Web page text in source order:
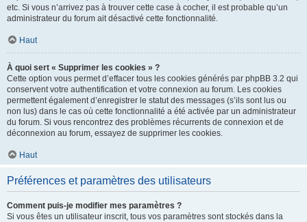
etc. Si vous n’arrivez pas à trouver cette case à cocher, il est probable qu’un
administrateur du forum ait désactivé cette fonctionnalité.
Haut
À quoi sert « Supprimer les cookies » ?
Cette option vous permet d’effacer tous les cookies générés par phpBB 3.2 qui
conservent votre authentification et votre connexion au forum. Les cookies
permettent également d’enregistrer le statut des messages (s’ils sont lus ou
non lus) dans le cas où cette fonctionnalité a été activée par un administrateur
du forum. Si vous rencontrez des problèmes récurrents de connexion et de
déconnexion au forum, essayez de supprimer les cookies.
Haut
Préférences et paramètres des utilisateurs
Comment puis-je modifier mes paramètres ?
Si vous êtes un utilisateur inscrit, tous vos paramètres sont stockés dans la